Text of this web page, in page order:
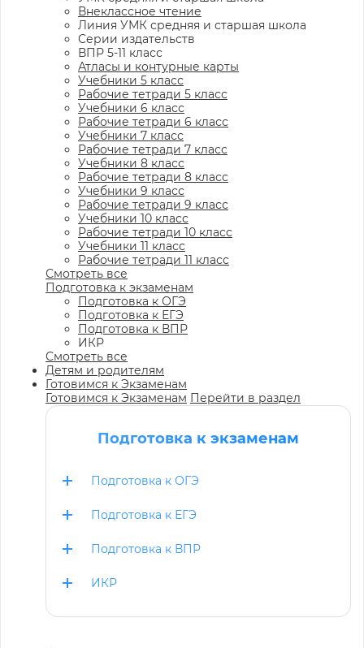
Внеклассное чтение
Линия УМК средняя и старшая школа
Серии издательств
ВПР 5-11 класс
Атласы и контурные карты
Учебники 5 класс
Рабочие тетради 5 класс
Учебники 6 класс
Рабочие тетради 6 класс
Учебники 7 класс
Рабочие тетради 7 класс
Учебники 8 класс
Рабочие тетради 8 класс
Учебники 9 класс
Рабочие тетради 9 класс
Учебники 10 класс
Рабочие тетради 10 класс
Учебники 11 класс
Рабочие тетради 11 класс
Смотреть все
Подготовка к экзаменам
Подготовка к ОГЭ
Подготовка к ЕГЭ
Подготовка к ВПР
ИКР
Смотреть все
Детям и родителям
Готовимся к Экзаменам
Готовимся к Экзаменам Перейти в раздел
Подготовка к экзаменам
Подготовка к ОГЭ
Подготовка к ЕГЭ
Подготовка к ВПР
ИКР